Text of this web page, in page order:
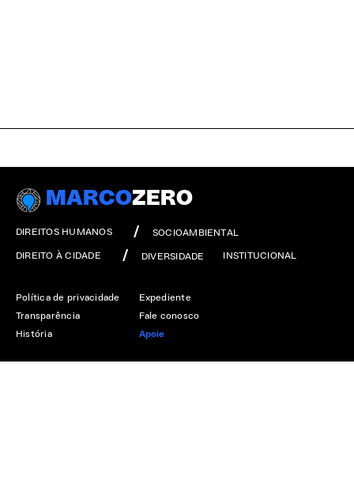
MARCOZERO
DIREITOS HUMANOS SOCIOAMBIENTAL
DIREITO À CIDADE DIVERSIDADE INSTITUCIONAL
Política de privacidade
Transparência
História
Expediente
Fale conosco
Apoie